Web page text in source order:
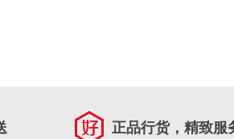
正品行货，精致服